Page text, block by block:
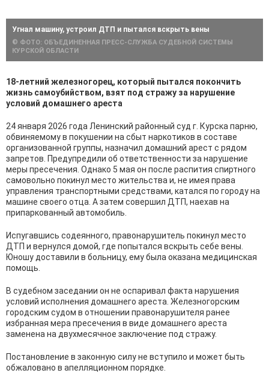
Угнал машину, устроил ДТП и пытался вскрыть вены
© ФОТО: ОБЪЕДИНЕННАЯ ПРЕСС-СЛУЖБА СУДЕБНОЙ СИСТЕМЫ
КУРСКОЙ ОБЛАСТИ
18-летний железногорец, который пытался покончить
жизнь самоубийством, взят под стражу за нарушение
условий домашнего ареста
24 января 2026 года Ленинский районный суд г. Курска парню,
обвиняемому в покушении на сбыт наркотиков в составе
организованной группы, назначил домашний арест с рядом
запретов. Предупредили об ответственности за нарушение
меры пресечения. Однако 5 мая он после распития спиртного
самовольно покинул место жительства и, не имея права
управления транспортными средствами, катался по городу на
машине своего отца. А затем совершил ДТП, наехав на
припаркованный автомобиль.
Испугавшись содеянного, правонарушитель покинул место
ДТП и вернулся домой, где попытался вскрыть себе вены.
Юношу доставили в больницу, ему была оказана медицинская
помощь.
В судебном заседании он не оспаривал факта нарушения
условий исполнения домашнего ареста. Железногорским
городским судом в отношении правонарушителя ранее
избранная мера пресечения в виде домашнего ареста
заменена на двухмесячное заключение под стражу.
Постановление в законную силу не вступило и может быть
обжаловано в апелляционном порядке.